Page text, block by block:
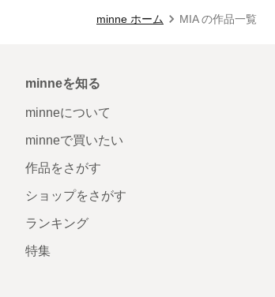
minne ホーム MIA の作品一覧
minneを知る
minneについて
minneで買いたい
作品をさがす
ショップをさがす
ランキング
特集